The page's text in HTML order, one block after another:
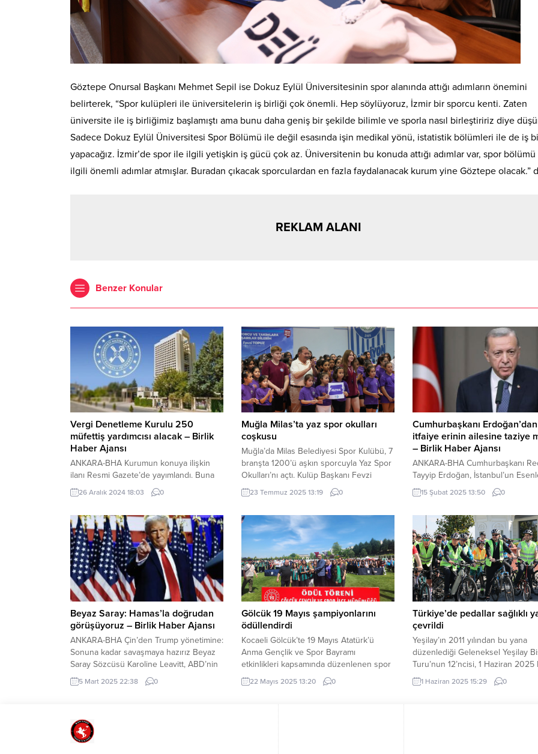
Göztepe Onursal Başkanı Mehmet Sepil ise Dokuz Eylül Üniversitesinin spor alanında attığı adımların önemini
belirterek, “Spor kulüpleri ile üniversitelerin iş birliği çok önemli. Hep söylüyoruz, İzmir bir sporcu kenti. Zaten
üniversite ile iş birliğimiz başlamıştı ama bunu daha geniş bir şekilde bilimle ve sporla nasıl birleştiririz diye
Sadece Dokuz Eylül Üniversitesi Spor Bölümü ile değil esasında işin medikal yönü, istatistik bölümleri ile de iş
yapacağız. İzmir’de spor ile ilgili yetişkin iş gücü çok az. Üniversitenin bu konuda attığı adımlar var, spor
ilgili önemli adımlar atmışlar. Buradan çıkacak sporculardan en fazla faydalanacak kurum yine Göztepe olacak.”
REKLAM ALANI
Benzer Konular
Vergi Denetleme Kurulu 250
müfettiş yardımcısı alacak – Birlik
Haber Ajansı
ANKARA-BHA Kurumun konuya ilişkin
ilanı Resmi Gazete’de yayımlandı. Buna
göre, alınacak 250 vergi müfettiş
yardımcısının 200’ü hukuk, siyasal
bilimler fakülteleri, 50’si de mühendislik
fakültesi mezunları arasından seçilecek.
Başvurular, Hazine ve Maliye Bakanlığının
resmi internet sitesinden
(https://www.hmb.gov.tr) 7 Nisan-16 Nisan
2025 döneminde yapılacak. Giriş sınavı,
hukuk, siyasal...
26 Aralık 2024 18:03 0
Muğla Milas’ta yaz spor okulları
coşkusu
Muğla’da Milas Belediyesi Spor Kulübü, 7
branşta 1200’ü aşkın sporcuyla Yaz Spor
Okulları’nı açtı. Kulüp Başkanı Fevzi
Topuz, altyapıya verilen önemle sporcu
sayısını 267’den bin 232’ye çıkardıklarını
Belediyesi Spor Kulübü, Yaz Spor
Okulları’nı Atatürk Spor Kompleksi’nde
düzenlenen törenle açtı. Voleybol,
hentbol, satranç, halk oyunları,
basketbol,...
23 Temmuz 2025 13:19 0
Cumhurbaşkanı
itfaiye erinin ailesine taziye
– Birlik Haber Ajansı
ANKARA-BHA Cumhurbaşkanı
Tayyip Erdoğan, İstanbul’un
ilçesinde yangına müdahale
yüksekten düşerek şehit olan
gönderdi. Cumhurbaşkanlığı
Başkanlığından yapılan
Cumhurbaşkanı Erdoğan, Furkan
ailesine taziye dileklerini ileterek
metanet temennisinde bulundu.
15 Şubat 2025 13:50 0
Beyaz Saray: Hamas’la doğrudan
görüşüyoruz – Birlik Haber Ajansı
ANKARA-BHA Çin’den Trump yönetimine:
Sonuna kadar savaşmaya hazırız Beyaz
Saray Sözcüsü Karoline Leavitt, ABD’nin
Hamas’la doğrudan müzakere
yürüttüğünü teyit etti. Düzenlediği basın
Amerikalı esirlerin kurtarılması amacıyla
gerçekleştirildiğini belirtti. Leavitt,
5 Mart 2025 22:38 0
Gölcük 19 Mayıs şampiyonlarını
ödüllendirdi
Kocaeli Gölcük’te 19 Mayıs Atatürk’ü
Anma Gençlik ve Spor Bayramı
etkinlikleri kapsamında düzenlenen spor
turnuvalarında dereceye giren okullar
ödüllendirildi. KOCAELİ (İGFA) – Gölcük’te
Bayramı etkinlikleri kapsamında, voleybol,
3×3 basketbol, futbol ve futsal turnuvaları
düzenlendi. Gölcük Belediyesi, Gölcük
İlçe Gençlik ve Spor Müdürlüğü ve...
22 Mayıs 2025 13:20 0
Türkiye’de pedallar sağlıklı
çevrildi
Yeşilay’ın 2011 yılından bu yana
düzenlediği Geleneksel Yeşilay
Turu’nun 12’ncisi, 1 Haziran 2025
günü “Sağlıklı yaşamın keyfini
sürelim” sloganıyla tüm Türkiye’de
1 Haziran 2025 15:29 0